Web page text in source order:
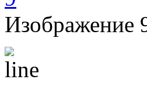
Изображение